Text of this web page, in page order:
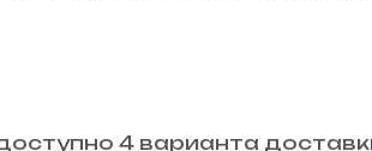
4 варианта